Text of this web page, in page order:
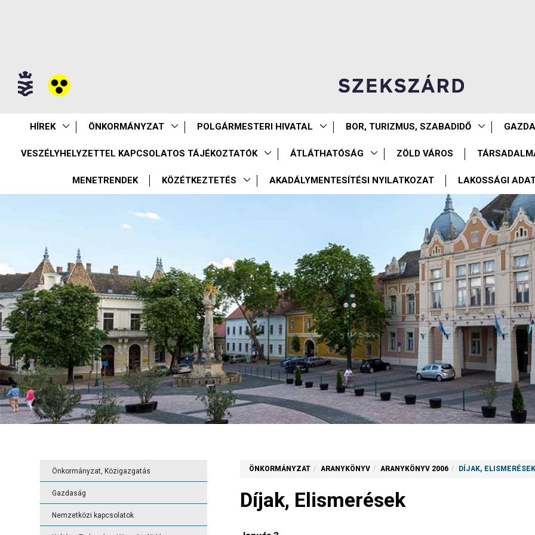
HÍREK ÖNKORMÁNYZAT POLGÁRMESTERI HIVATAL BOR, TURIZMUS, SZABADIDŐ
VESZÉLYHELYZETTEL KAPCSOLATOS TÁJÉKOZTATÓK ÁTLÁTHATÓSÁG ZÖLD VÁROS
MENETRENDEK KÖZÉTKEZTETÉS AKADÁLYMENTESÍTÉSI NYILATKOZAT LAKOSSÁGI
Önkormányzat, Közigazgatás
Gazdaság
Nemzetközi kapcsolatok
ÖNKORMÁNYZAT ARANYKÖNYV ARANYKÖNYV 2006 DÍJAK, ELISMERÉSEK
Díjak, Elismerések